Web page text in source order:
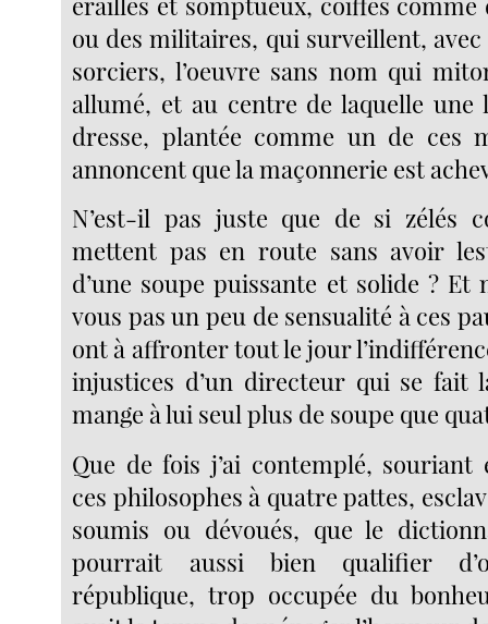
ou des militaires, qui surveillent,
sorciers, l’oeuvre sans nom qui
allumé, et au centre de laquelle une
dresse, plantée comme un de ces
annoncent que la maçonnerie est
N’est-il pas juste que de si zélés
mettent pas en route sans avoir
d’une soupe puissante et solide ? Et
vous pas un peu de sensualité à ces
ont à affronter tout le jour
injustices d’un directeur qui se fait
mange à lui seul plus de soupe que
Que de fois j’ai contemplé,
ces philosophes à quatre pattes,
soumis ou dévoués, que le
pourrait aussi bien qualifier
république, trop occupée du